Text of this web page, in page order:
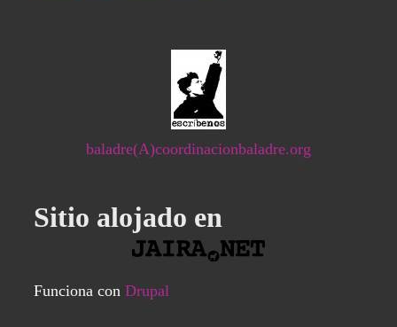
baladre(A)coordinacionbaladre.org
Sitio alojado en
Funciona con Drupal